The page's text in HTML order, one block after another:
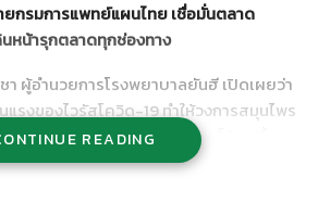
ยกรมการแพทย์แผนไทย เชื่อมั่นตลาด
หน้ารุกตลาดทุกช่องทาง
ผู้อำนวยการโรงพยาบาลยันฮี เปิดเผยว่า
รงของไวรัสโควิด-19 ทำให้วงการสมุนไพร
ครั้ง โดยเฉพาะสมุนไพรที่มีฤทธิ์ต้านเชื้อ
าบาล จึงได้นำ “ยันฮี ฟ้าทะลายโจร” ออกวาง
READING